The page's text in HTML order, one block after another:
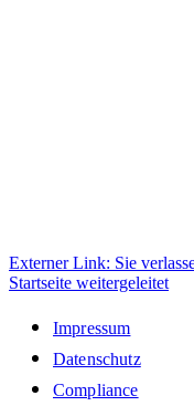
Externer Link: Sie
Startseite weitergeleitet
Impressum
Datenschutz
Compliance